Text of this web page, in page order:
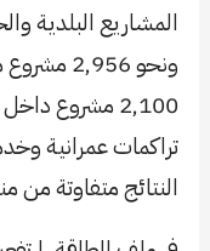
ونحو
2,100 مشروع
تراكمات عمرانية
النتائج متفاوتة من